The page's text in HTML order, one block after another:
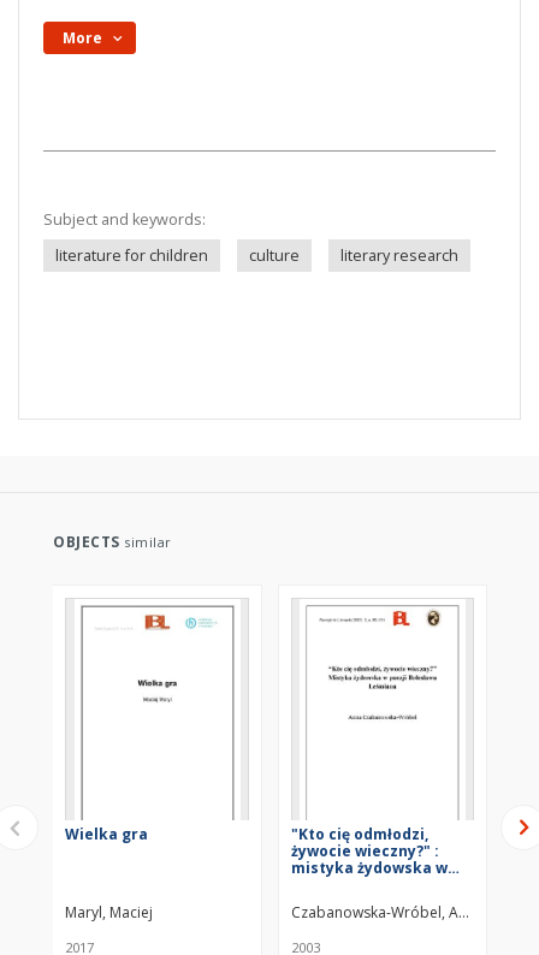
More
Subject and keywords:
literature for children
culture literary research
OBJECTS similar
Wielka gra
Maryl, Maciej
2017
"Kto cię odmłodzi,
żywocie wieczny?" :
mistyka żydowska w
Leśmiana
Czabanowska-Wróbel, Anna
2003